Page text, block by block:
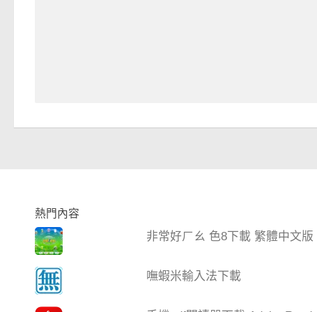
熱門內容
非常好ㄏㄠ 色8下載 繁體中文版
嘸蝦米輸入法下載